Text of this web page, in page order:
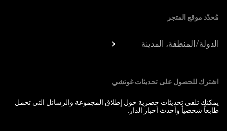
مُحدّد موقع المتجر
الدولة/المنطقة، المدينة
اشترك للحصول على تحديثات غوتشي
يمكنك تلقي تحديثات حصرية حول إطلاق المجموعة والرسائل التي تحمل
طابعاً شخصياً وأحدث أخبار الدار.